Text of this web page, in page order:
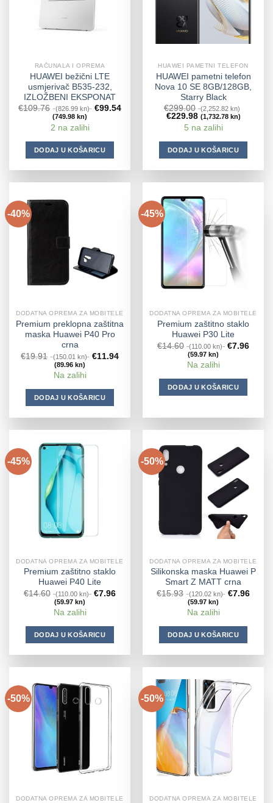
RAČUNALA I OPREMA
HUAWEI bežični LTE
usmjerivač B535-232,
IZLOŽBENI EKSPONAT
€109.76 (826.99 kn) €99.54
(749.98 kn)
2 na zalihi
DODAJ U KOŠARICU
HUAWEI PAMETNI TELEFON
HUAWEI pametni telefon
Nova 10 SE 8GB/128GB,
Starry Black
€299.00 (2,252.82 kn)
€229.98 (1,732.78 kn)
5 na zalihi
DODAJ U KOŠARICU
-40%
DODATNA OPREMA ZA MOBITELE
Premium preklopna zaštitna
maska Huawei P40 Pro
crna
€19.91 (150.01 kn) €11.94
(89.96 kn)
Na zalihi
DODAJ U KOŠARICU
-45%
DODATNA OPREMA ZA MOBITELE
Premium zaštitno staklo
Huawei P30 Lite
€14.60 (110.00 kn) €7.96
(59.97 kn)
Na zalihi
DODAJ U KOŠARICU
-45%
DODATNA OPREMA ZA MOBITELE
Premium zaštitno staklo
Huawei P40 Lite
€14.60 (110.00 kn) €7.96
(59.97 kn)
Na zalihi
DODAJ U KOŠARICU
-50%
DODATNA OPREMA ZA MOBITELE
Silikonska maska Huawei P
Smart Z MATT crna
€15.93 (120.02 kn) €7.96
(59.97 kn)
Na zalihi
DODAJ U KOŠARICU
-50%
DODATNA OPREMA ZA MOBITELE
-50%
DODATNA OPREMA ZA MOBITELE